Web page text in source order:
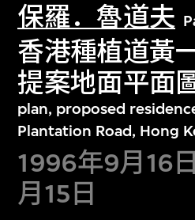
保羅．魯道夫
香港種植道黃
提案地面平面
plan, proposed
Plantation Road, Hong
1996年9月16
月15日